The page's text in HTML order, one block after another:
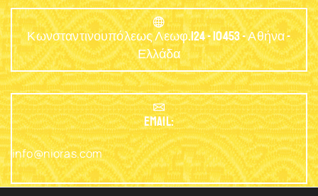
Κωνσταντινουπόλεως Λεωφ.124 - 10453 - Αθήνα -
Ελλάδα
EMAIL:
info@nioras.com